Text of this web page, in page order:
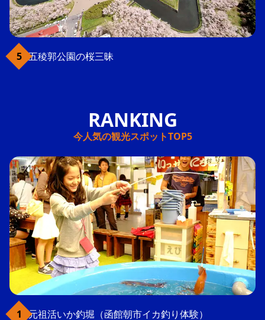
五稜郭公園の桜三昧
今人気の観光スポットTOP5
元祖活いか釣堀（函館朝市イカ釣り体験）